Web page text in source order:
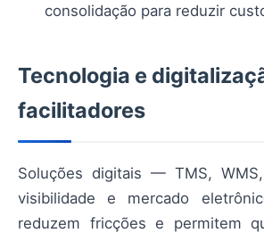
consolidação para reduzir
Tecnologia e
facilitadores
Soluções digitais — TMS,
visibilidade e mercado
reduzem fricções e permitem